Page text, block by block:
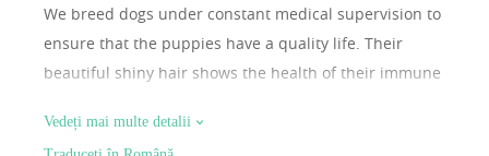
We breed dogs under constant medical supervision to
ensure that the puppies have a quality life. Their
beautiful shiny hair shows the health of their immune
We are in constant contact with our customers.
Vedeți mai multe detalii